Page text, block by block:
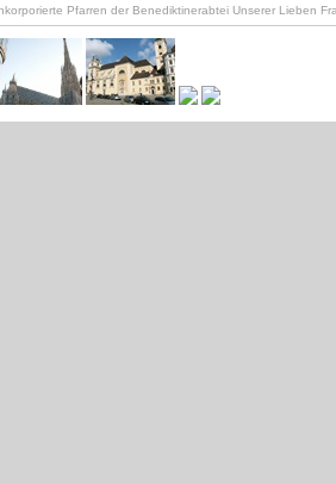
Pfarren der Benediktinerabtei Unserer Lieben